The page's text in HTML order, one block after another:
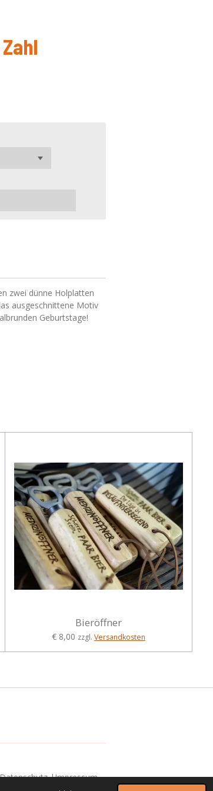
zwei dünne Holplatten
ausgeschnittene Motiv
Geburtstage!
Bieröffner
€ 8,00 zzgl. Versandkosten
Datenschutz|Impressum